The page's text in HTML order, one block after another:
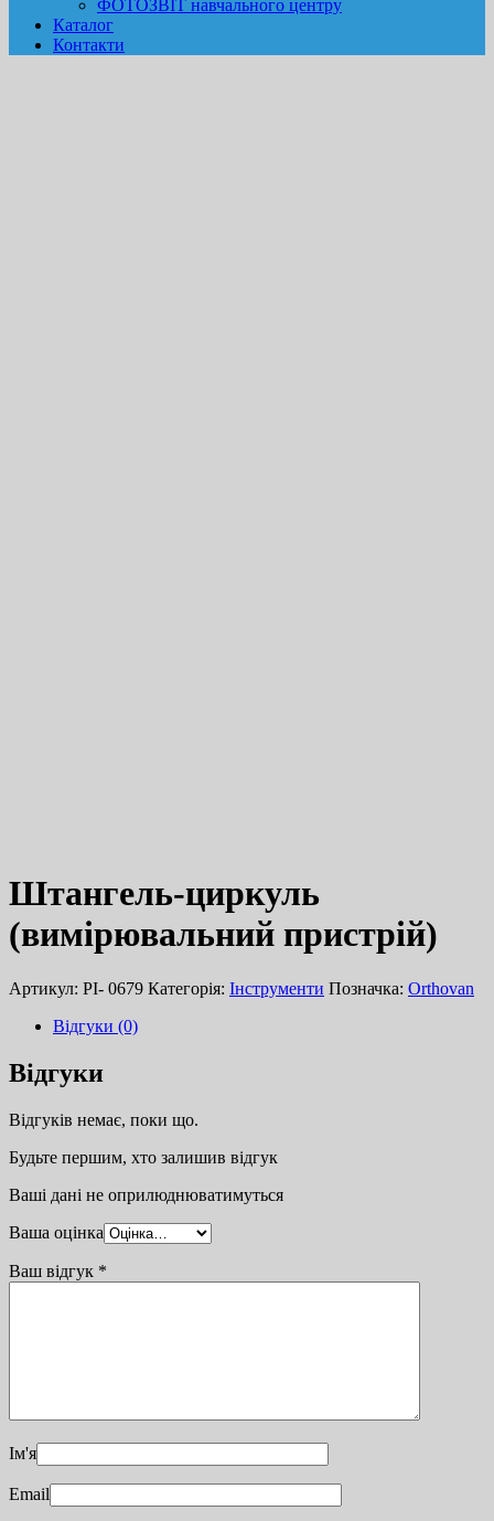
ФОТОЗВІТ навчального центру
Каталог
Контакти
Штангель-циркуль
(вимірювальний пристрій)
Артикул: PI- 0679 Категорія: Інструменти Позначка: Orthovan
Відгуки (0)
Відгуки
Відгуків немає, поки що.
Будьте першим, хто залишив відгук
Ваші дані не оприлюднюватимуться
Ваша оцінка
Ваш відгук *
Ім'я
Email